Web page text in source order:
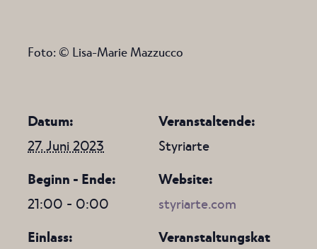
Foto: © Lisa-Marie Mazzucco
Datum:
27. Juni 2023
Beginn - Ende:
21:00 - 0:00
Einlass:
Veranstaltende:
Styriarte
Website:
styriarte.com
Veranstaltungskat